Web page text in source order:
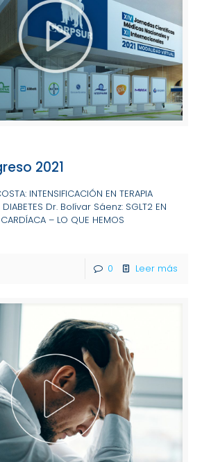
2021
INTENSIFICACIÓN EN TERAPIA
DIABETES Dr. Bolívar Sáenz: SGLT2 EN
– LO QUE HEMOS
0 Leer más